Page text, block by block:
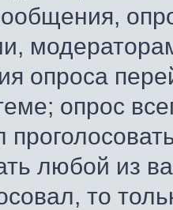
опроса
опрос
любой из
то